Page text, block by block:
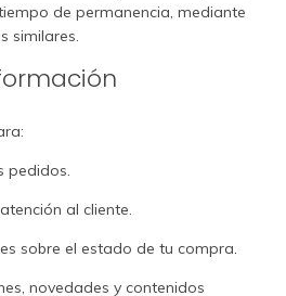
de permanencia, mediante
similares.
pedidos.
al cliente.
sobre el estado de tu compra.
novedades y contenidos